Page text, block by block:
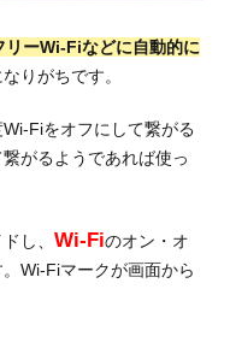
リーWi-Fiなどに自動的に
りがちです。
Fiをオフにして繋がる
がるようであれば使っ
ドし、Wi-Fiのオン・オ
Wi-Fiマークが画面から